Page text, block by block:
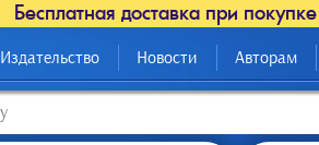
Бесплатная доставка при
Издательство Новости Авторам